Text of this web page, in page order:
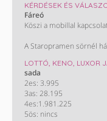
KÉRDÉSEK ÉS
Fáreó
Köszi a mobillal
A Staropramen sörnél
LOTTÓ, KENO, LUXOR
sada
2es: 3.995
3as: 28.195
4es:1.981.225
5ös: nincs